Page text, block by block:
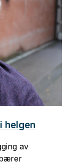
helgen
av